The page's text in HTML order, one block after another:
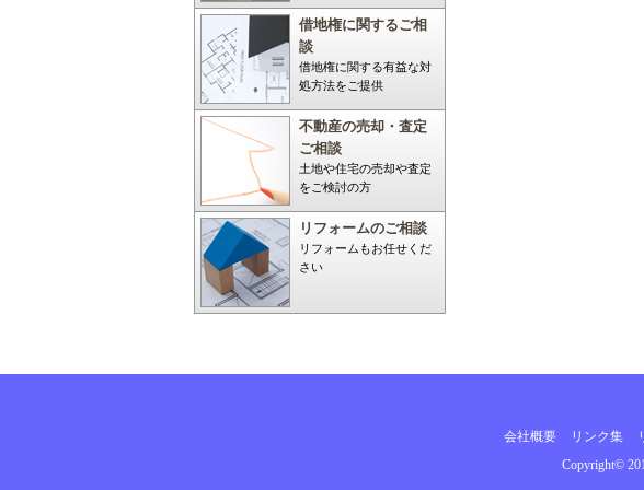
借地権に関するご相
談
借地権に関する有益な対
処方法をご提供
不動産の売却・査定
ご相談
土地や住宅の売却や査定
をご検討の方
リフォームのご相談
リフォームもお任せくだ
さい
会社概要 リンク集
Copyright©